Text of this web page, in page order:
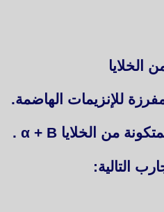
للإنزيمات الهاضمة.
من الخلايا B
+
α
.
التالية: